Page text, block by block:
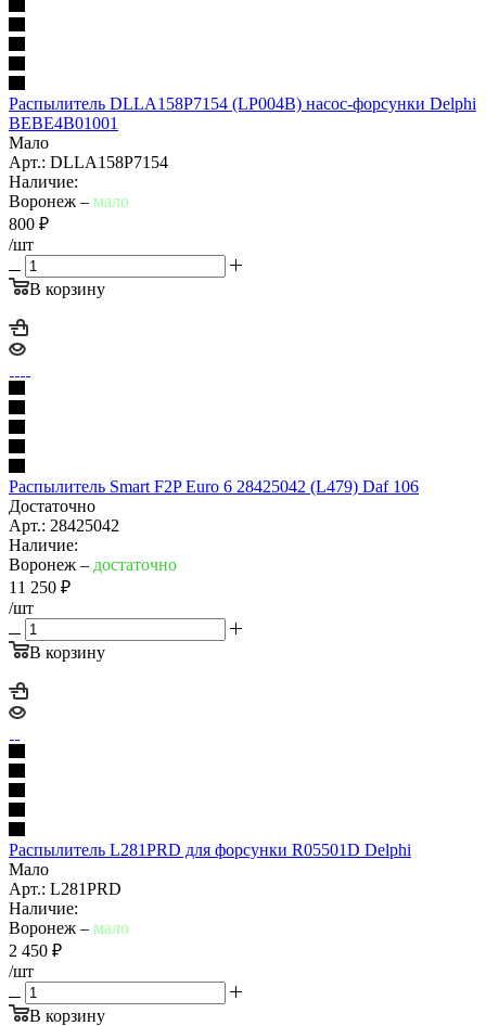
Распылитель DLLA158P7154 (LP004B) насос-форсунки Delphi
BEBE4B01001
Мало
Арт.: DLLA158P7154
Наличие:
Воронеж – мало
800 ₽
/шт
В корзину
Распылитель Smart F2P Euro 6 28425042 (L479) Daf 106
Достаточно
Арт.: 28425042
Наличие:
Воронеж – достаточно
11 250 ₽
/шт
В корзину
Распылитель L281PRD для форсунки R05501D Delphi
Мало
Арт.: L281PRD
Наличие:
Воронеж – мало
2 450 ₽
/шт
В корзину